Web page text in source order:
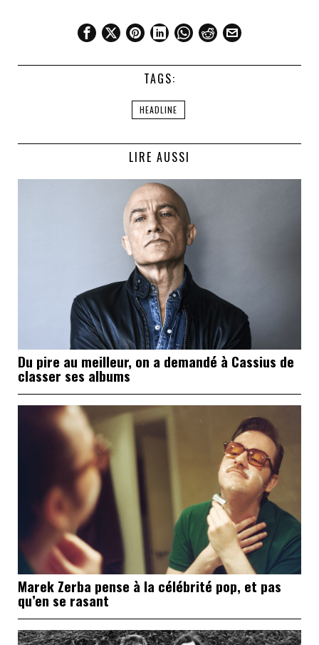
TAGS:
HEADLINE
LIRE AUSSI
Du pire au meilleur, on a demandé à Cassius de
classer ses albums
Marek Zerba pense à la célébrité pop, et pas
qu’en se rasant